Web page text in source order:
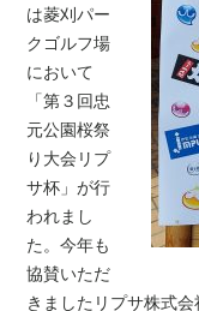
は菱刈パー
クゴルフ場
において
「第３回忠
元公園桜祭
り大会リプ
サ杯」が行
われまし
た。今年も
協賛いただ
きました リプサ株式会